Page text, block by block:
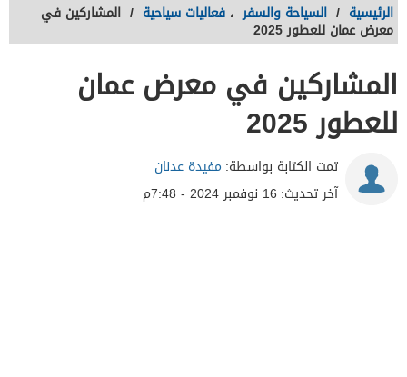
الرئيسية / السياحة والسفر ، فعاليات سياحية / المشاركين في
معرض عمان للعطور 2025
المشاركين في معرض عمان
للعطور 2025
تمت الكتابة بواسطة: مفيدة عدنان
آخر تحديث: 16 نوفمبر 2024 - 7:48م